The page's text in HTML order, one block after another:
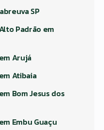
SP
Padrão em
Arujá
Atibaia
Bom Jesus dos
Embu Guaçu